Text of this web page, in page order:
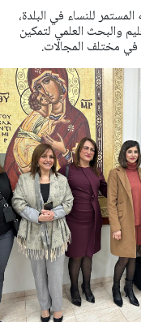
للنساء في البلدة،
والبحث العلمي لتمكين
في مختلف المجالات.